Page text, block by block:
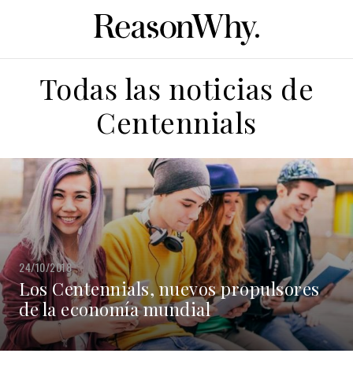
Todas las noticias de
Centennials
24/10/2018
Los Centennials, nuevos propulsores
de la economía mundial